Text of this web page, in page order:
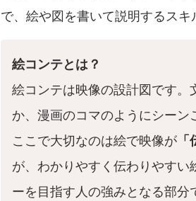
で、絵や図を書いて説明するスキ
絵コンテとは？
絵コンテは映像の設計図です
か、漫画のコマのようにシーン
ここで大切なのは絵で映像が
が、わかりやすく伝わりやす
ーを目指す人の強みとなる部分